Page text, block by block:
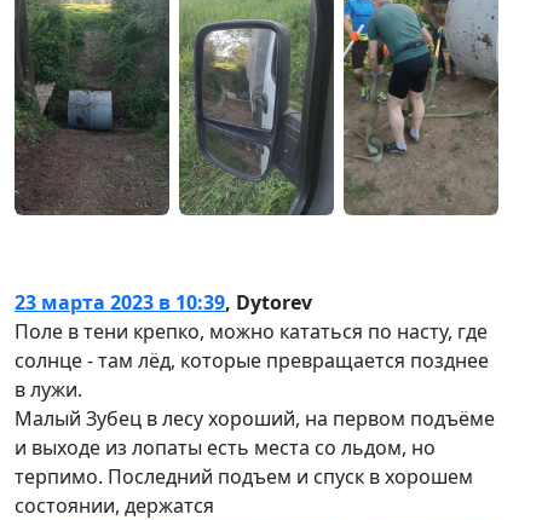
23 марта 2023 в 10:39, Dytorev
Поле в тени крепко, можно кататься по насту, где
солнце - там лёд, которые превращается позднее
в лужи.
Малый Зубец в лесу хороший, на первом подъёме
и выходе из лопаты есть места со льдом, но
терпимо. Последний подъем и спуск в хорошем
состоянии, держатся